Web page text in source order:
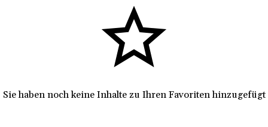
Sie haben noch keine Inhalte zu Ihren Favoriten hinzugefügt